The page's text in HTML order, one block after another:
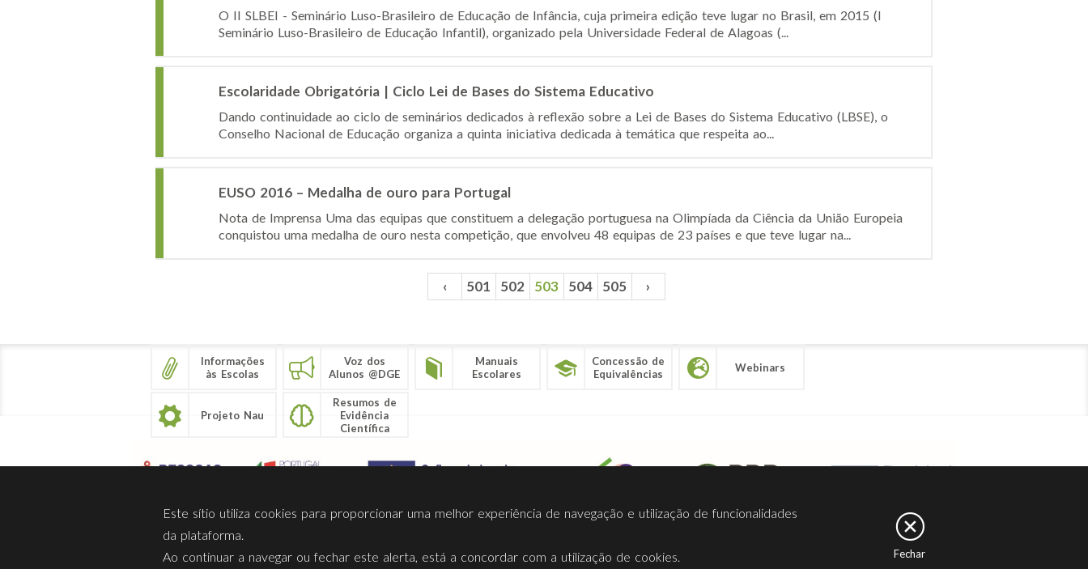
O II SLBEI - Seminário Luso-Brasileiro de Educação de Infância, cuja primeira edição teve lugar no Brasil, em 2015 (I
Seminário Luso-Brasileiro de Educação Infantil), organizado pela Universidade Federal de Alagoas (...
Escolaridade Obrigatória | Ciclo Lei de Bases do Sistema Educativo
Dando continuidade ao ciclo de seminários dedicados à reflexão sobre a Lei de Bases do Sistema Educativo (LBSE), o
Conselho Nacional de Educação organiza a quinta iniciativa dedicada à temática que respeita ao...
EUSO 2016 – Medalha de ouro para Portugal
Nota de Imprensa Uma das equipas que constituem a delegação portuguesa na Olimpíada da Ciência da União Europeia
conquistou uma medalha de ouro nesta competição, que envolveu 48 equipas de 23 países e que teve lugar na...
‹ 501 502 503 504 505 ›
Informações
às Escolas
Voz dos
Alunos @DGE
Manuais
Escolares
Concessão de
Equivalências
Webinars
Projeto Nau
Resumos de
Evidência
Científica
Sobre Nós Privacidade Termos Utilização Contactos Ligações Facebook
Este sítio utiliza cookies para proporcionar uma melhor experiência de navegação e utilização de funcionalidades
da plataforma.
Ao continuar a navegar ou fechar este alerta, está a concordar com a utilização de cookies.
Fechar